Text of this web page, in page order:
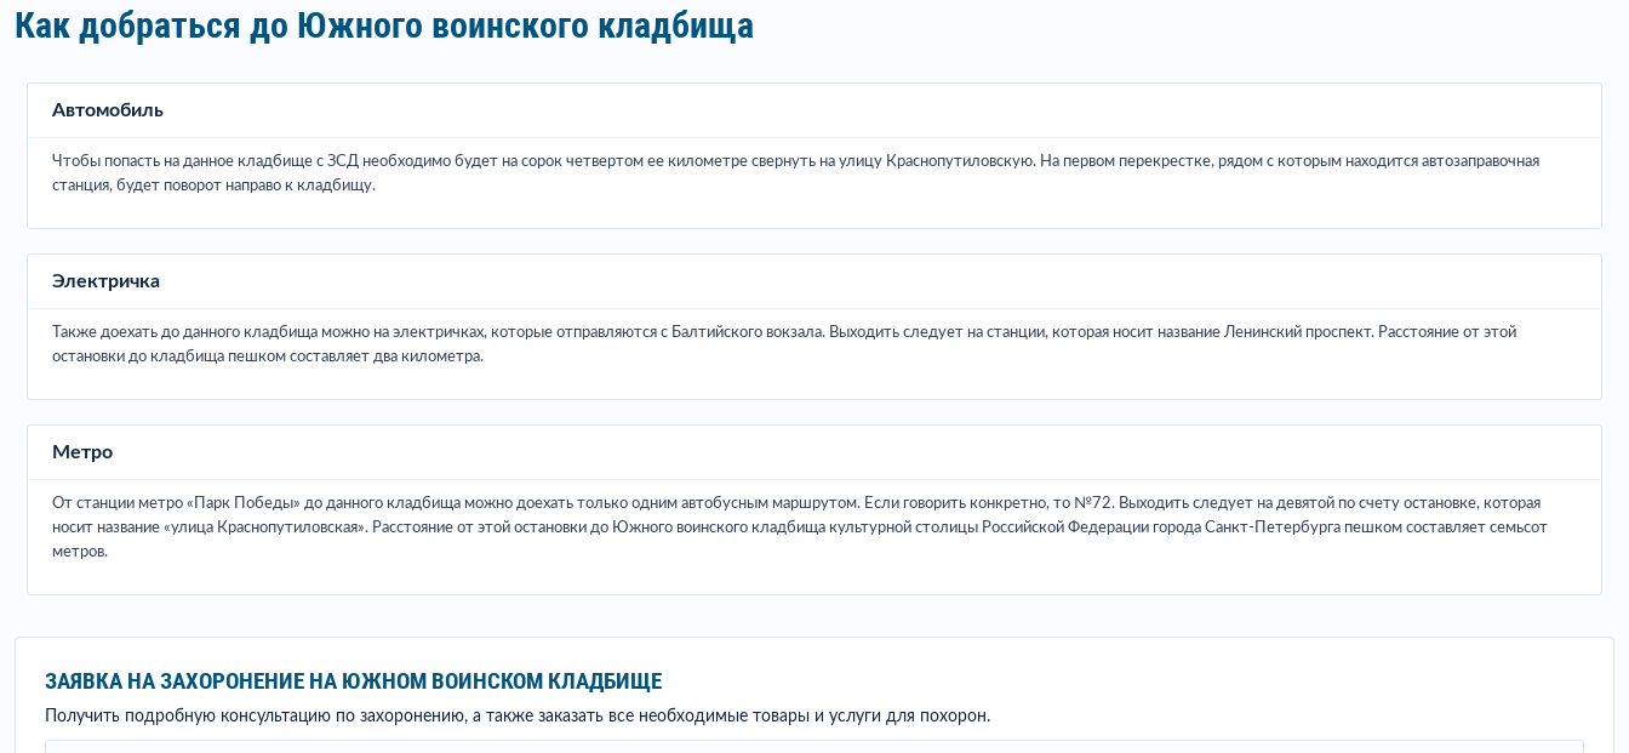
Как добраться до Южного воинского кладбища
Автомобиль
Чтобы попасть на данное кладбище с ЗСД необходимо будет на сорок четвертом ее километре свернуть на улицу Краснопутиловскую. На первом перекрестке, рядом с которым находится автозаправочная
станция, будет поворот направо к кладбищу.
Электричка
Также доехать до данного кладбища можно на электричках, которые отправляются с Балтийского вокзала. Выходить следует на станции, которая носит название Ленинский проспект. Расстояние от этой
остановки до кладбища пешком составляет два километра.
Метро
От станции метро «Парк Победы» до данного кладбища можно доехать только одним автобусным маршрутом. Если говорить конкретно, то №72. Выходить следует на девятой по счету остановке, которая
носит название «улица Краснопутиловская». Расстояние от этой остановки до Южного воинского кладбища культурной столицы Российской Федерации города Санкт-Петербурга пешком составляет семьсот
метров.
ЗАЯВКА НА ЗАХОРОНЕНИЕ НА ЮЖНОМ ВОИНСКОМ КЛАДБИЩЕ
Получить подробную консультацию по захоронению, а также заказать все необходимые товары и услуги для похорон.